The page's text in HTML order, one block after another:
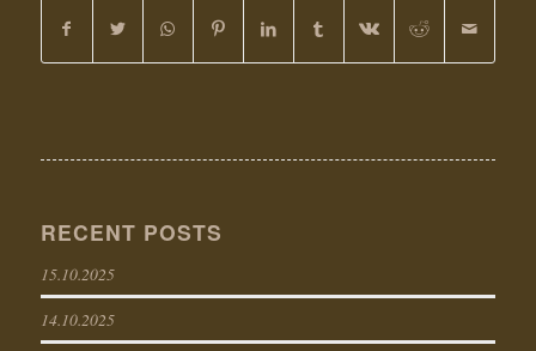
RECENT POSTS
15.10.2025
14.10.2025